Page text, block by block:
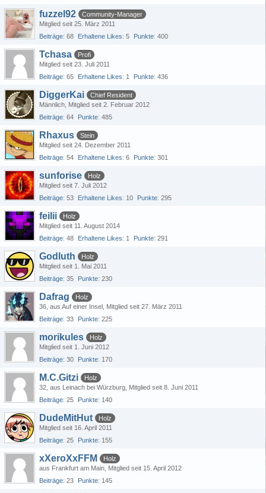
fuzzel92
Community-Manager
Mitglied seit 25. März 2011
Beiträge 68 Erhaltene Likes 5 Punkte 400
Tchasa
Profi
Mitglied seit 23. Juli 2011
Beiträge 65 Erhaltene Likes 1 Punkte 436
DiggerKai
Chief Resident
Männlich Mitglied seit 2. Februar 2012
Beiträge 64 Punkte 485
Rhaxus
Stein
Mitglied seit 24. Dezember 2011
Beiträge 54 Erhaltene Likes 6 Punkte 301
sunforise
Holz
Mitglied seit 7. Juli 2012
Beiträge 53 Erhaltene Likes 10 Punkte 295
feilii
Holz
Mitglied seit 11. August 2014
Beiträge 48 Erhaltene Likes 1 Punkte 291
Godluth
Holz
Mitglied seit 1. Mai 2011
Beiträge 35 Punkte 230
Dafrag
Holz
36 aus Auf einer Insel Mitglied seit 27. März 2011
Beiträge 33 Punkte 225
morikules
Holz
Mitglied seit 1. Juni 2012
Beiträge 30 Punkte 170
M.C.Gitzi
Holz
32 aus Leinach bei Würzburg Mitglied seit 8. Juni 2011
Beiträge 25 Punkte 140
DudeMitHut
Holz
Mitglied seit 16. April 2011
Beiträge 25 Punkte 155
xXeroXxFFM
Holz
aus Frankfurt am Main Mitglied seit 15. April 2012
Beiträge 23 Punkte 145